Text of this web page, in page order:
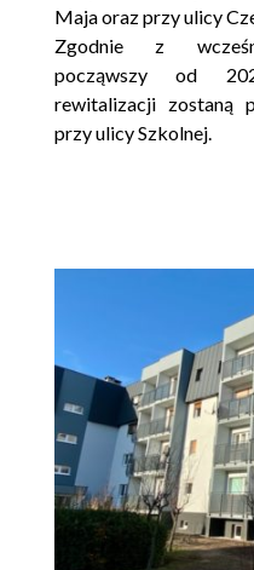
Maja oraz przy ulicy
Zgodnie z
począwszy od
rewitalizacji zostaną
przy ulicy Szkolnej.